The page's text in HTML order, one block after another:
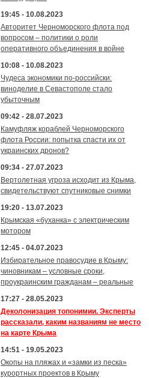
19:45 - 10.08.2023
Авторитет Черноморского флота под
вопросом – политики о роли
оперативного объединения в войне
10:08 - 10.08.2023
Чудеса экономики по-российски:
виноделие в Севастополе стало
убыточным
09:42 - 28.07.2023
Камуфляж кораблей Черноморского
флота России: попытка спасти их от
украинских дронов?
09:34 - 27.07.2023
Вертолетная угроза исходит из Крыма,
свидетельствуют спутниковые снимки
19:20 - 13.07.2023
Крымская «буханка» с электрическим
мотором
12:45 - 04.07.2023
Избирательное правосудие в Крыму:
чиновникам – условные сроки,
проукраинским гражданам – реальные
17:27 - 28.05.2023
Деколонизация топонимии. Эксперты
рассказали, каким названиям не место
на карте Крыма
14:51 - 19.05.2023
Окопы на пляжах и «замки из песка»
курортных проектов в Крыму